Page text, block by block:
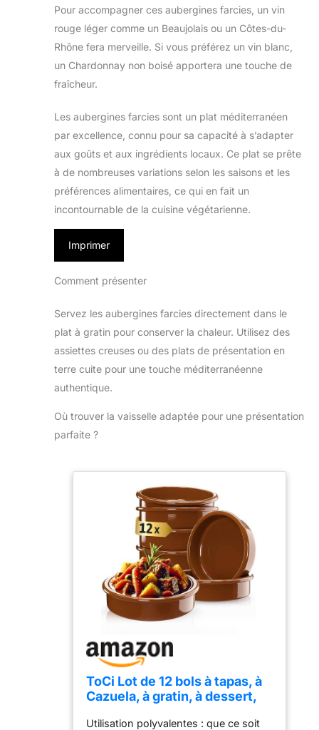
Pour accompagner ces aubergines farcies, un vin
rouge léger comme un Beaujolais ou un Côtes-du-
Rhône fera merveille. Si vous préférez un vin blanc,
un Chardonnay non boisé apportera une touche de
fraîcheur.
Les aubergines farcies sont un plat méditerranéen
par excellence, connu pour sa capacité à s’adapter
aux goûts et aux ingrédients locaux. Ce plat se prête
à de nombreuses variations selon les saisons et les
préférences alimentaires, ce qui en fait un
incontournable de la cuisine végétarienne.
Imprimer
Comment présenter
Servez les aubergines farcies directement dans le
plat à gratin pour conserver la chaleur. Utilisez des
assiettes creuses ou des plats de présentation en
terre cuite pour une touche méditerranéenne
authentique.
Où trouver la vaisselle adaptée pour une présentation
parfaite ?
ToCi Lot de 12 bols à tapas, à
Cazuela, à gratin, à dessert,
diamètre : 11,5 cm, barquettes
Utilisation polyvalentes : que ce soit